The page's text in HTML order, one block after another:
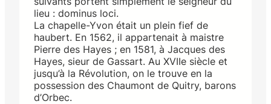
lieu : dominus loci.
La chapelle-Yvon était un plein fief de
haubert. En 1562, il appartenait à maistre
Pierre des Hayes ; en 1581, à Jacques des
Hayes, sieur de Gassart. Au XVIIe siècle et
jusqu’à la Révolution, on le trouve en la
possession des Chaumont de Quitry, barons
d’Orbec.